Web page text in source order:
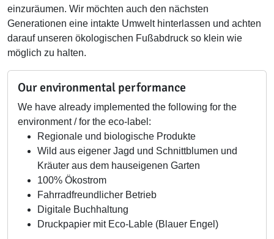
einzuräumen. Wir möchten auch den nächsten
Generationen eine intakte Umwelt hinterlassen und achten
darauf unseren ökologischen Fußabdruck so klein wie
möglich zu halten.
Our environmental performance
We have already implemented the following for the
environment / for the eco-label:
Regionale und biologische Produkte
Wild aus eigener Jagd und Schnittblumen und
Kräuter aus dem hauseigenen Garten
100% Ökostrom
Fahrradfreundlicher Betrieb
Digitale Buchhaltung
Druckpapier mit Eco-Lable (Blauer Engel)